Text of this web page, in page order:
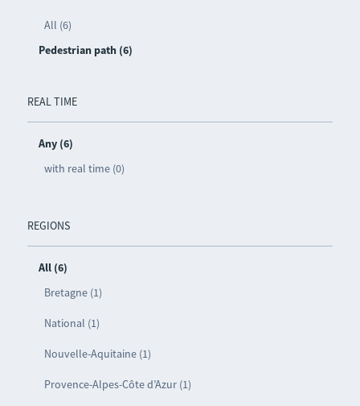
All (6)
Pedestrian path (6)
REAL TIME
Any (6)
with real time (0)
REGIONS
All (6)
Bretagne (1)
National (1)
Nouvelle-Aquitaine (1)
Provence-Alpes-Côte d’Azur (1)